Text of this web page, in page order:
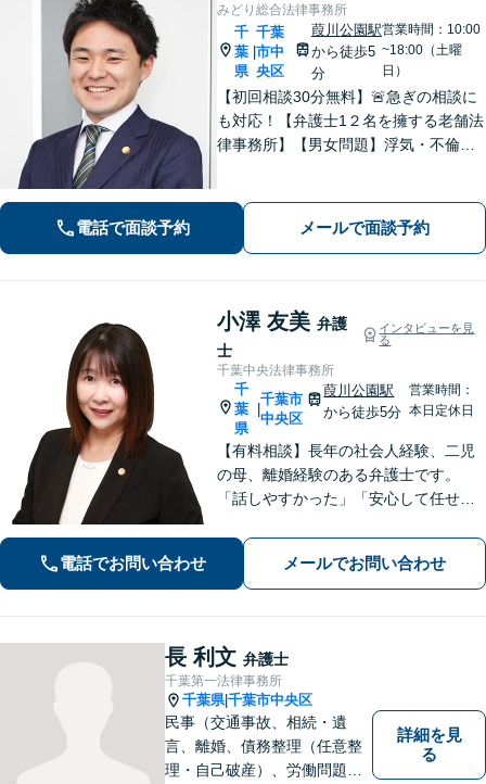
みどり総合法律事務所
千
葉
県
|
千葉
市中
央区
葭川公園駅
から徒歩5
分
営業時間：10:00
~18:00（土曜
日）
【初回相談30分無料】🚨急ぎの相談に
も対応！【弁護士1２名を擁する老舗法
律事務所】【男女問題】浮気・不倫の
【債権回収】売掛金の回収はお任せ
【葭川公園駅5分／千葉中央駅10分】
電話で面談予約 メールで面談予約
小澤 友美 弁護
士
インタビューを見
る
千葉中央法律事務所
千
葉
県
千葉市
中央区
葭川公園駅
から徒歩5分
営業時間：
本日定休日
【有料相談】長年の社会人経験、二児
の母、離婚経験のある弁護士です。
「話しやすかった」「安心して任せら
す。最後まで話を遮らずにお聞きし、
丁寧な対応を心がけます。お気軽にご
相談ください【JR千葉駅15分、葭川公
園駅5分】
電話でお問い合わせ メールでお問い合わせ
長 利文 弁護士
千葉第一法律事務所
千葉県|千葉市中央区
民事（交通事故、相続・遺
言、離婚、債務整理（任意整
理・自己破産）、労働問題
詳細を見
る